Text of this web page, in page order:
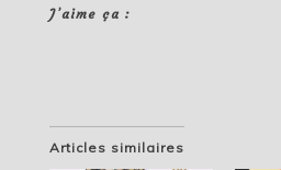
J’aime ça :
Articles similaires